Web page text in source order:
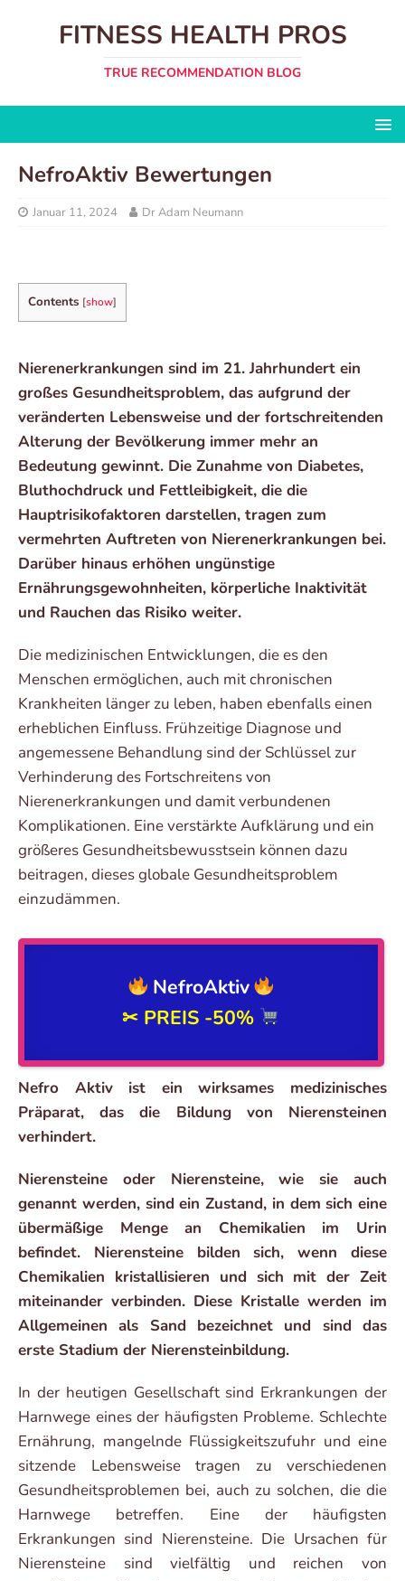
FITNESS HEALTH PROS
TRUE RECOMMENDATION BLOG
NefroAktiv Bewertungen
Januar 11, 2024 Dr Adam Neumann
Contents [show]
Nierenerkrankungen sind im 21. Jahrhundert ein
großes Gesundheitsproblem, das aufgrund der
veränderten Lebensweise und der fortschreitenden
Alterung der Bevölkerung immer mehr an
Bedeutung gewinnt. Die Zunahme von Diabetes,
Bluthochdruck und Fettleibigkeit, die die
Hauptrisikofaktoren darstellen, tragen zum
vermehrten Auftreten von Nierenerkrankungen bei.
Darüber hinaus erhöhen ungünstige
Ernährungsgewohnheiten, körperliche Inaktivität
und Rauchen das Risiko weiter.
Die medizinischen Entwicklungen, die es den
Menschen ermöglichen, auch mit chronischen
Krankheiten länger zu leben, haben ebenfalls einen
erheblichen Einfluss. Frühzeitige Diagnose und
angemessene Behandlung sind der Schlüssel zur
Verhinderung des Fortschreitens von
Nierenerkrankungen und damit verbundenen
Komplikationen. Eine verstärkte Aufklärung und ein
größeres Gesundheitsbewusstsein können dazu
beitragen, dieses globale Gesundheitsproblem
einzudämmen.
NefroAktiv
✂ PREIS -50%
Nefro Aktiv ist ein wirksames medizinisches
Präparat, das die Bildung von Nierensteinen
verhindert.
Nierensteine oder Nierensteine, wie sie auch
genannt werden, sind ein Zustand, in dem sich eine
übermäßige Menge an Chemikalien im Urin
befindet. Nierensteine bilden sich, wenn diese
Chemikalien kristallisieren und sich mit der Zeit
miteinander verbinden. Diese Kristalle werden im
Allgemeinen als Sand bezeichnet und sind das
erste Stadium der Nierensteinbildung.
In der heutigen Gesellschaft sind Erkrankungen der
Harnwege eines der häufigsten Probleme. Schlechte
Ernährung, mangelnde Flüssigkeitszufuhr und eine
sitzende Lebensweise tragen zu verschiedenen
Gesundheitsproblemen bei, auch zu solchen, die die
Harnwege betreffen. Eine der häufigsten
Erkrankungen sind Nierensteine. Die Ursachen für
Nierensteine sind vielfältig und reichen von